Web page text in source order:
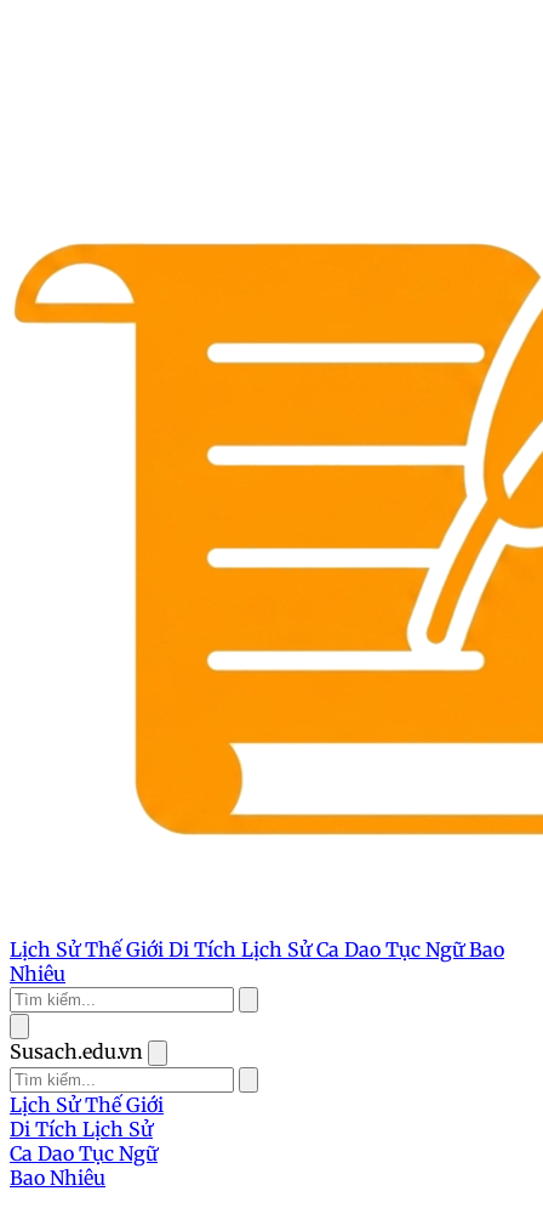
Lịch Sử Thế Giới Di Tích Lịch SửCa Dao Tục NgữBao
Nhiêu
Susach.edu.vn
Lịch Sử Thế Giới
Di Tích Lịch Sử
Ca Dao Tục Ngữ
Bao Nhiêu